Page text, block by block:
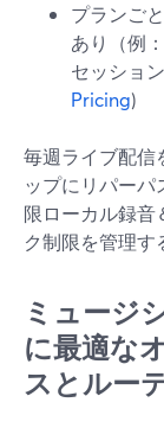
プランご
あり（例
セッショ
Pricing)
毎週ライブ配信
ップにリパー
限ローカル録音
ク制限を管理す
ミュージ
に最適な
スとルー